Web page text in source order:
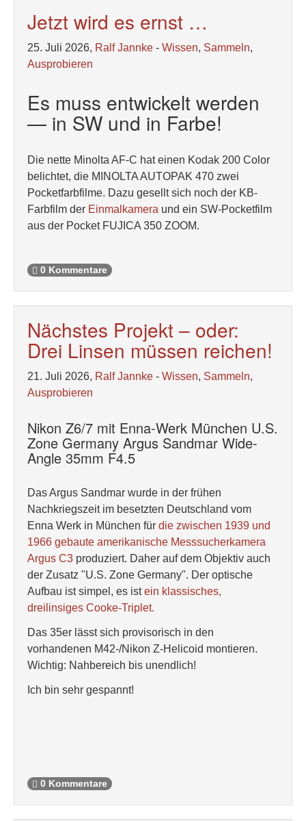
Jetzt wird es ernst …
25. Juli 2026, Ralf Jannke - Wissen, Sammeln,
Ausprobieren
Es muss entwickelt werden
— in SW und in Farbe!
Die nette Minolta AF-C hat einen Kodak 200 Color
belichtet, die MINOLTA AUTOPAK 470 zwei
Pocketfarbfilme. Dazu gesellt sich noch der KB-
Farbfilm der Einmalkamera und ein SW-Pocketfilm
aus der Pocket FUJICA 350 ZOOM.
0 Kommentare
Nächstes Projekt – oder:
Drei Linsen müssen reichen!
21. Juli 2026, Ralf Jannke - Wissen, Sammeln,
Ausprobieren
Nikon Z6/7 mit Enna-Werk München U.S.
Zone Germany Argus Sandmar Wide-
Angle 35mm F4.5
Das Argus Sandmar wurde in der frühen
Nachkriegszeit im besetzten Deutschland vom
Enna Werk in München für die zwischen 1939 und
1966 gebaute amerikanische Messsucherkamera
Argus C3 produziert. Daher auf dem Objektiv auch
der Zusatz "U.S. Zone Germany". Der optische
Aufbau ist simpel, es istein klassisches,
dreilinsiges Cooke-Triplet.
Das 35er lässt sich provisorisch in den
vorhandenen M42-/Nikon Z-Helicoid montieren.
Wichtig: Nahbereich bis unendlich!
Ich bin sehr gespannt!
0 Kommentare